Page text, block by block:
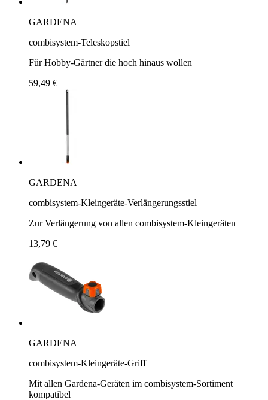
GARDENA
combisystem-Teleskopstiel
Für Hobby-Gärtner die hoch hinaus wollen
59,49 €
GARDENA
combisystem-Kleingeräte-Verlängerungsstiel
Zur Verlängerung von allen combisystem-Kleingeräten
13,79 €
GARDENA
combisystem-Kleingeräte-Griff
Mit allen Gardena-Geräten im combisystem-Sortiment
kompatibel